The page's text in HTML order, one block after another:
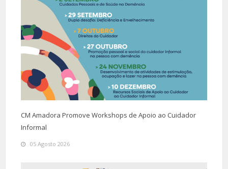
CM Amadora Promove Workshops de Apoio ao Cuidador
Informal
05 Agosto 2026